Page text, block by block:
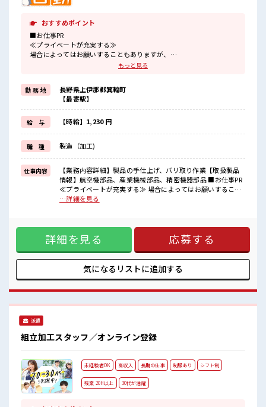
おすすめポイント
■お仕事PR
≪プライベートが充実する≫
場合によってはお願いすることもありますが、
制服があるので、
毎日の服装の悩み解消♪
≪初めての仕事だけど自分にもできそう≫
新しいことにチャレンジするのは不安だけど、
しっかり働く環境が整っています！
イチからスキルUP・ステップUP目指していきましょう！
≪収入アップを目指せる≫
高時給だらけの派遣のお仕事です！
■職場の雰囲気
残業はほとんどなし！
プライベートも謳歌できる☆
サポートもバッチリだから未経験からでも安心してスタートできま
もっと見る
勤 務 地
長野県上伊那郡箕輪町
【最寄駅】
給 与 【時給】1,230 円
職 種 製造（加工)
仕事内容
【業務内容詳細】製品の手仕上げ、バリ取り作業【取扱製品
情報】航空機部品、産業機械部品、精密機器部品 ■お仕事PR
≪プライベートが充実する≫ 場合によってはお願いすること
もありますが、 残業はほとんどナシ！ ≪機能的な制服アリ≫
安だけど、 しっかり働く環境が整っています！ イチからスキ
ルUP・ステップUP目指していきましょう！ ≪収入アップを
目指せる≫ 高時給だらけの派遣のお仕事です！ ■職場の雰囲
気 残業はほとんどなし！ プライベートも謳歌できる☆ サポー
トもバッチリだから未経験からでも安心してスタートできま
…詳細を見る
詳細を見る 応募する
気になるリストに追加する
派遣
組立加工スタッフ／オンライン登録
未経験者OK 高収入 長期の仕事 制服あり シフト制
残業 20H以上 30代が活躍